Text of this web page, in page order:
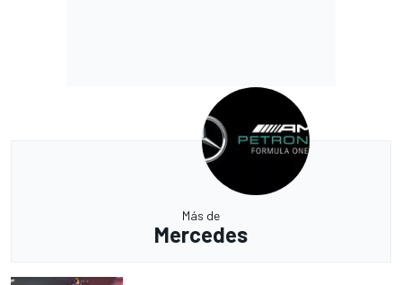
Más de
Mercedes